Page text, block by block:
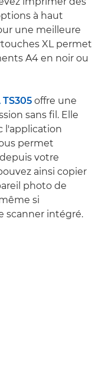
à haut
une meilleure
XL permet
A4 en noir ou
offre une
sans fil. Elle
l'application
permet
votre
ainsi copier
photo de
si
scanner intégré.